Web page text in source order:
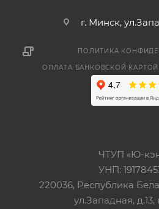
г. Минск,
ПОЛИТИКА
ОПЛАТА БАНКОВСКОЙ КАРТОЙ
ЧТУП «Ю-
УНП:
220036, Республика
ул.Западная, д.13,